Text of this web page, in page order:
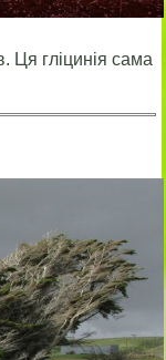
Ця гліцинія сама